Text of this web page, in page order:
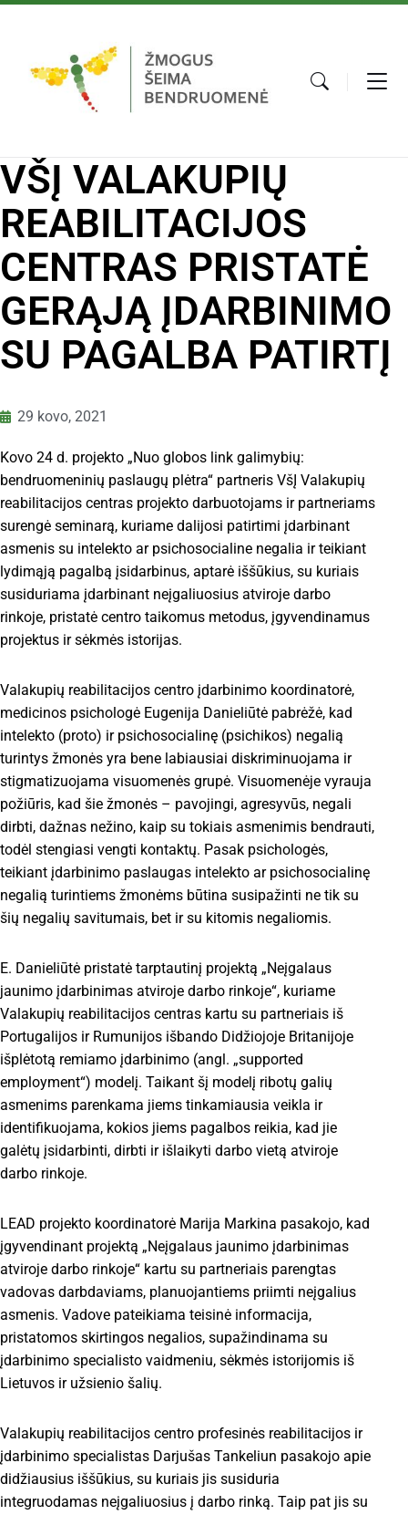
VŠĮ VALAKUPIŲ
REABILITACIJOS
CENTRAS PRISTATĖ
GERĄJĄ ĮDARBINIMO
SU PAGALBA PATIRTĮ
29 kovo, 2021
Kovo 24 d. projekto „Nuo globos link galimybių:
bendruomeninių paslaugų plėtra“ partneris VšĮ Valakupių
reabilitacijos centras projekto darbuotojams ir partneriams
surengė seminarą, kuriame dalijosi patirtimi įdarbinant
asmenis su intelekto ar psichosocialine negalia ir teikiant
lydimąją pagalbą įsidarbinus, aptarė iššūkius, su kuriais
susiduriama įdarbinant neįgaliuosius atviroje darbo
rinkoje, pristatė centro taikomus metodus, įgyvendinamus
projektus ir sėkmės istorijas.
Valakupių reabilitacijos centro įdarbinimo koordinatorė,
medicinos psichologė Eugenija Danieliūtė pabrėžė, kad
intelekto (proto) ir psichosocialinę (psichikos) negalią
turintys žmonės yra bene labiausiai diskriminuojama ir
stigmatizuojama visuomenės grupė. Visuomenėje vyrauja
požiūris, kad šie žmonės – pavojingi, agresyvūs, negali
dirbti, dažnas nežino, kaip su tokiais asmenimis bendrauti,
todėl stengiasi vengti kontaktų. Pasak psichologės,
teikiant įdarbinimo paslaugas intelekto ar psichosocialinę
negalią turintiems žmonėms būtina susipažinti ne tik su
šių negalių savitumais, bet ir su kitomis negaliomis.
E. Danieliūtė pristatė tarptautinį projektą „Neįgalaus
jaunimo įdarbinimas atviroje darbo rinkoje“, kuriame
Valakupių reabilitacijos centras kartu su partneriais iš
Portugalijos ir Rumunijos išbando Didžiojoje Britanijoje
išplėtotą remiamo įdarbinimo (angl. „supported
employment“) modelį. Taikant šį modelį ribotų galių
asmenims parenkama jiems tinkamiausia veikla ir
identifikuojama, kokios jiems pagalbos reikia, kad jie
galėtų įsidarbinti, dirbti ir išlaikyti darbo vietą atviroje
darbo rinkoje.
LEAD projekto koordinatorė Marija Markina pasakojo, kad
įgyvendinant projektą „Neįgalaus jaunimo įdarbinimas
atviroje darbo rinkoje“ kartu su partneriais parengtas
vadovas darbdaviams, planuojantiems priimti neįgalius
asmenis. Vadove pateikiama teisinė informacija,
pristatomos skirtingos negalios, supažindinama su
įdarbinimo specialisto vaidmeniu, sėkmės istorijomis iš
Lietuvos ir užsienio šalių.
Valakupių reabilitacijos centro profesinės reabilitacijos ir
įdarbinimo specialistas Darjušas Tankeliun pasakojo apie
didžiausius iššūkius, su kuriais jis susiduria
integruodamas neįgaliuosius į darbo rinką. Taip pat jis su